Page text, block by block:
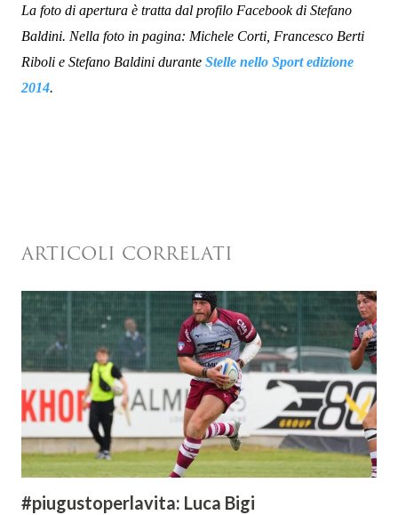
La foto di apertura è tratta dal profilo Facebook di Stefano
Baldini. Nella foto in pagina: Michele Corti, Francesco Berti
Riboli e Stefano Baldini durante Stelle nello Sport edizione
2014.
ARTICOLI CORRELATI
#piugustoperlavita: Luca Bigi